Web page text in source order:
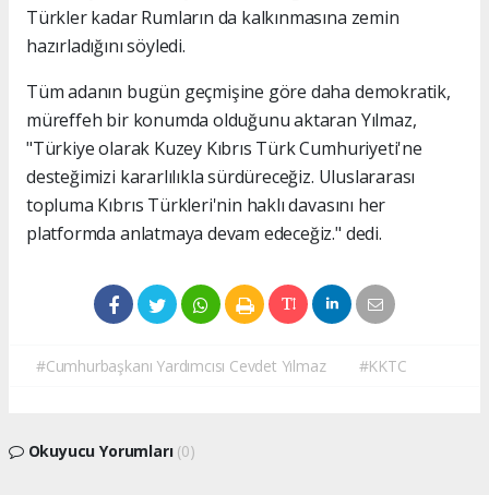
Türkler kadar Rumların da kalkınmasına zemin
hazırladığını söyledi.
Tüm adanın bugün geçmişine göre daha demokratik,
müreffeh bir konumda olduğunu aktaran Yılmaz,
"Türkiye olarak Kuzey Kıbrıs Türk Cumhuriyeti'ne
desteğimizi kararlılıkla sürdüreceğiz. Uluslararası
topluma Kıbrıs Türkleri'nin haklı davasını her
platformda anlatmaya devam edeceğiz." dedi.
#Cumhurbaşkanı Yardımcısı Cevdet Yılmaz #KKTC
Okuyucu Yorumları (0)